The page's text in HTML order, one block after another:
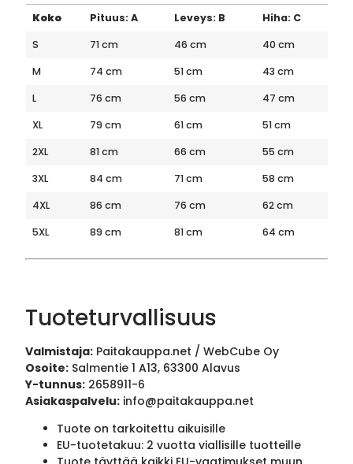
Koko Pituus: A Leveys: B
Hiha: C
S
71 cm 46 cm
40 cm
M
74 cm 51 cm
43 cm
L
76 cm 56 cm
47 cm
XL
79 cm 61 cm
51 cm
2XL
81 cm 66 cm
55 cm
3XL
84 cm 71 cm
58 cm
4XL
86 cm 76 cm
62 cm
5XL
89 cm 81 cm 64 cm
Tuoteturvallisuus
Valmistaja: Paitakauppa.net / WebCube Oy
Osoite: Salmentie 1 A13, 63300 Alavus
Y-tunnus: 2658911-6
Asiakaspalvelu: info@paitakauppa.net
Tuote on tarkoitettu aikuisille
EU-tuotetakuu: 2 vuotta viallisille tuotteille